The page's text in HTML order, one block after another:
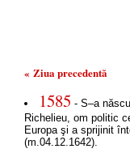
« Ziua precedentă
1585 - S–a
Richelieu, om politic
Europa şi a sprijinit
(m.04.12.1642).